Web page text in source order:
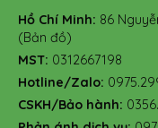
Hồ Chí Minh: 86
(Bản đồ)
MST: 0312667198
Hotline/Zalo:
CSKH/Bảo hành: